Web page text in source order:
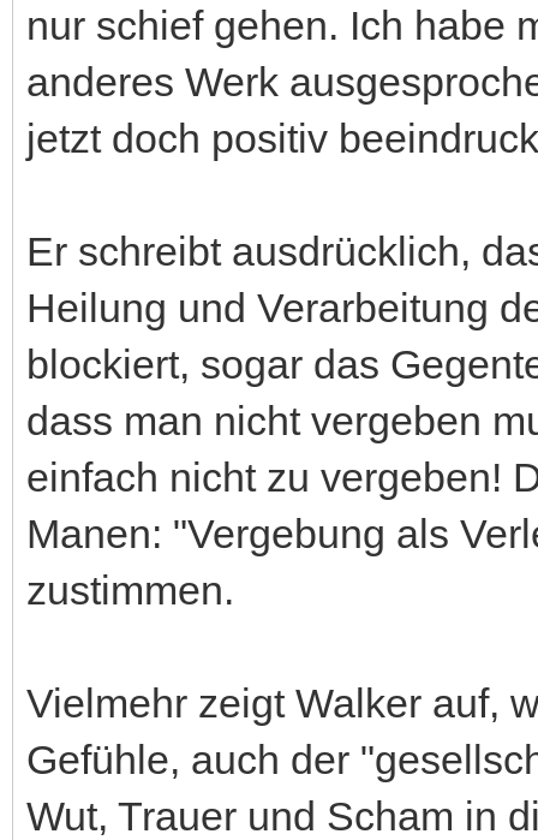
nur schief gehen. Ich habe
anderes Werk
jetzt doch positiv
Er schreibt ausdrücklich,
Heilung und Verarbeitung
blockiert, sogar das
dass man nicht vergeben
einfach nicht zu vergeben!
Manen: "Vergebung als
zustimmen.
Vielmehr zeigt Walker auf,
Gefühle, auch der
Wut, Trauer und Scham in